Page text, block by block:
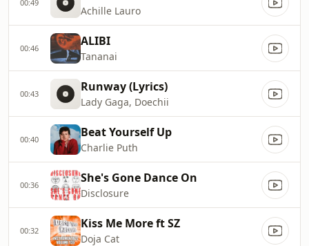
00:49
Achille Lauro
00:46 ALIBI
Tananai
00:43 Runway (Lyrics)
Lady Gaga, Doechii
00:40 Beat Yourself Up
Charlie Puth
00:36 She's Gone Dance On
Disclosure
00:32 Kiss Me More ft SZ
Doja Cat